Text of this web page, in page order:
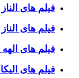
فیلم های
فیلم های
فیلم های
فیلم های